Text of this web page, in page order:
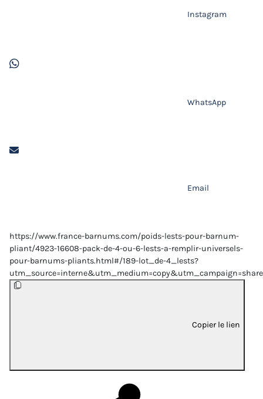
Instagram
WhatsApp
Email
https://www.france-barnums.com/poids-lests-pour-barnum-
pliant/4923-16608-pack-de-4-ou-6-lests-a-remplir-universels-
pour-barnums-pliants.html#/189-lot_de-4_lests?
Copier le lien